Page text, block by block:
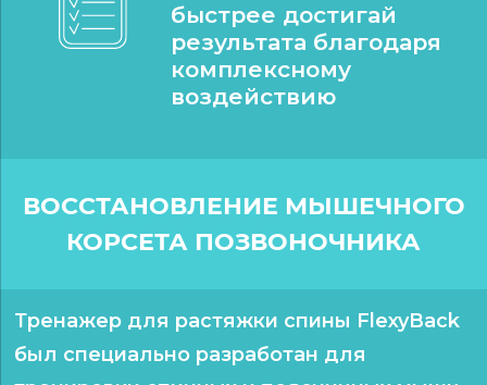
быстрее достигай
результата благодаря
комплексному
воздействию
ВОССТАНОВЛЕНИЕ МЫШЕЧНОГО
КОРСЕТА ПОЗВОНОЧНИКА
Тренажер для растяжки спины FlexyBack
был специально разработан для